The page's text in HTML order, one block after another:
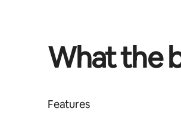
What the
Features